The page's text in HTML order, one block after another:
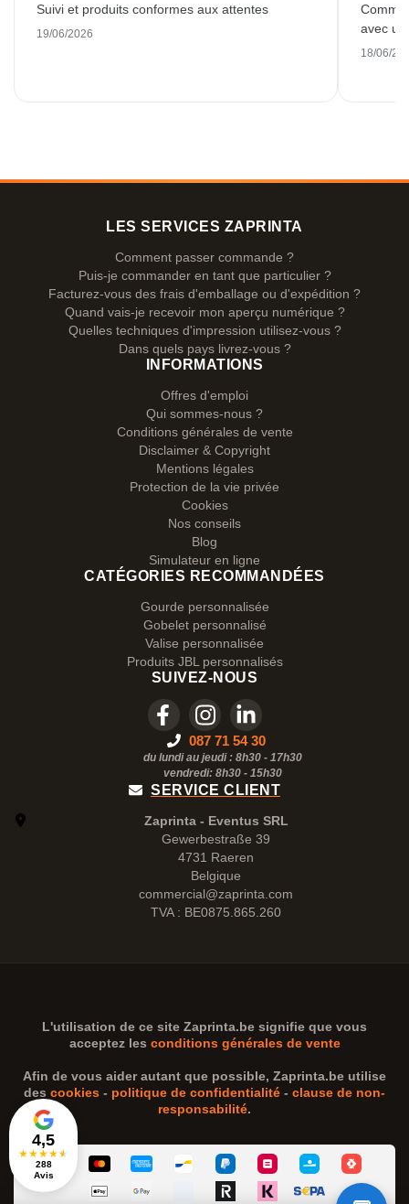
Suivi et produits conformes aux attentes
19/06/2026
avec
18/06/
4,5
★★★★★
288
Avis
LES SERVICES ZAPRINTA
Comment passer commande ?
Puis-je commander en tant que particulier ?
Facturez-vous des frais d'emballage ou d'expédition ?
Quand vais-je recevoir mon aperçu numérique ?
Quelles techniques d'impression utilisez-vous ?
Dans quels pays livrez-vous ?
INFORMATIONS
Offres d'emploi
Qui sommes-nous ?
Conditions générales de vente
Disclaimer & Copyright
Mentions légales
Protection de la vie privée
Cookies
Nos conseils
Blog
Simulateur en ligne
CATÉGORIES RECOMMANDÉES
Gourde personnalisée
Gobelet personnalisé
Valise personnalisée
Produits JBL personnalisés
SUIVEZ-NOUS
087 71 54 30
du lundi au jeudi : 8h30 - 17h30
vendredi: 8h30 - 15h30
SERVICE CLIENT
Zaprinta - Eventus SRL
Gewerbestraße 39
4731 Raeren
Belgique
commercial@zaprinta.com
TVA : BE0875.865.260
L'utilisation de ce site Zaprinta.be signifie que vous
acceptez les conditions générales de vente
Afin de vous aider autant que possible, Zaprinta.be utilise
des cookies - politique de confidentialité - clause de non-
responsabilité.